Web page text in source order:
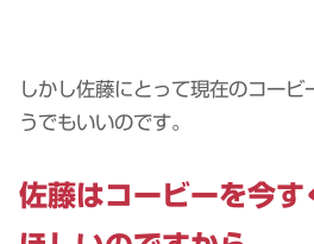
しかし佐藤にとって現在のコービ
うでもいいのです。
佐藤はコービーを今す